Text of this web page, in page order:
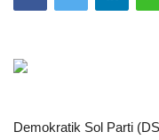
Şanlıurfa
Demokratik Sol Parti